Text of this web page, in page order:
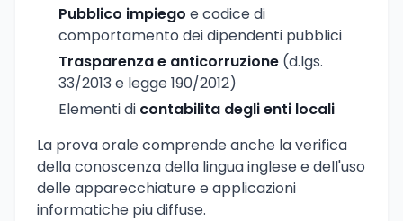
Pubblico impiego e codice di
comportamento dei dipendenti pubblici
Trasparenza e anticorruzione (d.lgs.
33/2013 e legge 190/2012)
Elementi di contabilita degli enti locali
La prova orale comprende anche la verifica
della conoscenza della lingua inglese e dell'uso
delle apparecchiature e applicazioni
informatiche piu diffuse.